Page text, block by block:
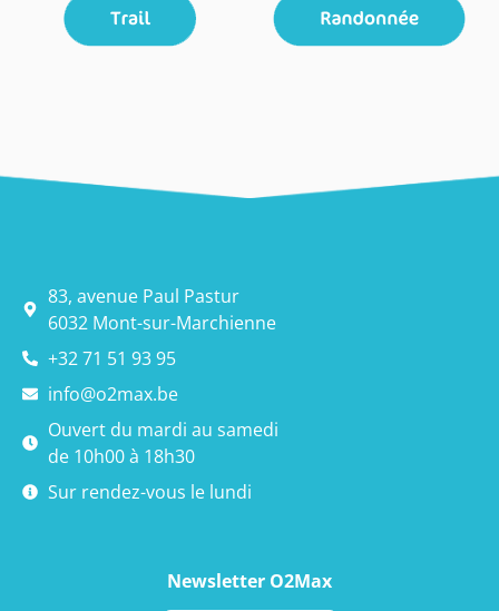
83, avenue Paul Pastur
6032 Mont-sur-Marchienne
+32 71 51 93 95
info@o2max.be
Ouvert du mardi au samedi
de 10h00 à 18h30
Sur rendez-vous le lundi
Newsletter O2Max